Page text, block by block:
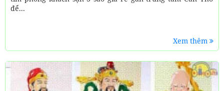
để...
Xem thêm